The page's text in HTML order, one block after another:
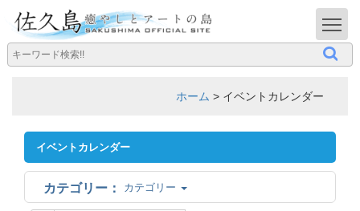
ホーム > イベントカレンダー
イベントカレンダー
カテゴリー